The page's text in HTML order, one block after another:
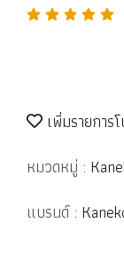
เพิ่มรายการ
หมวดหมู่ :
แบรนด์ :